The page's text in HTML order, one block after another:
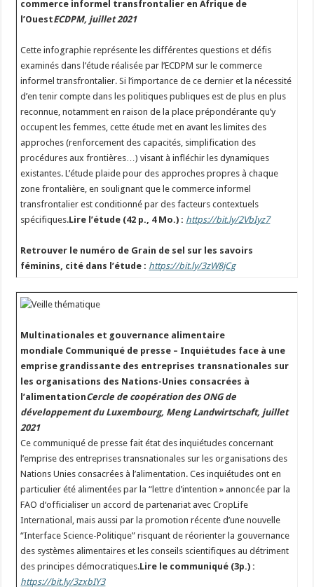
commerce informel transfrontalier en Afrique de
l’OuestECDPM, juillet 2021
Cette infographie représente les différentes questions et défis
examinés dans l’étude réalisée par l’ECDPM sur le commerce
informel transfrontalier. Si l’importance de ce dernier et la nécessité
d’en tenir compte dans les politiques publiques est de plus en plus
reconnue, notamment en raison de la place prépondérante qu’y
occupent les femmes, cette étude met en avant les limites des
approches (renforcement des capacités, simplification des
procédures aux frontières…) visant à infléchir les dynamiques
existantes. L’étude plaide pour des approches propres à chaque
zone frontalière, en soulignant que le commerce informel
transfrontalier est conditionné par des facteurs contextuels
spécifiques.Lire l’étude (42 p., 4 Mo.) : https://bit.ly/2VbIyz7
Retrouver le numéro de Grain de sel sur les savoirs
féminins, cité dans l’étude : https://bit.ly/3zW8jCg
Multinationales et gouvernance alimentaire
mondiale Communiqué de presse – Inquiétudes face à une
emprise grandissante des entreprises transnationales sur
les organisations des Nations-Unies consacrées à
l’alimentationCercle de coopération des ONG de
développement du Luxembourg, Meng Landwirtschaft, juillet
2021
Ce communiqué de presse fait état des inquiétudes concernant
l’emprise des entreprises transnationales sur les organisations des
Nations Unies consacrées à l’alimentation. Ces inquiétudes ont en
particulier été alimentées par la “lettre d’intention » annoncée par la
FAO d‘officialiser un accord de partenariat avec CropLife
International, mais aussi par la promotion récente d’une nouvelle
“Interface Science-Politique” risquant de réorienter la gouvernance
des systèmes alimentaires et les conseils scientifiques au détriment
des principes démocratiques.Lire le communiqué (3p.) :
https://bit.ly/3zxbIY3